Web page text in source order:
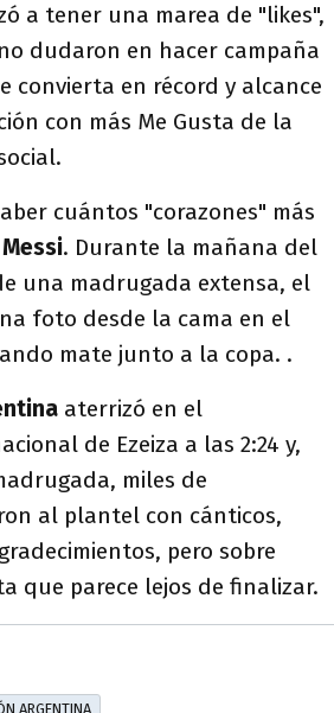
a tener una marea de "likes",
dudaron en hacer campaña
convierta en récord y alcance
con más Me Gusta de la
cuántos "corazones" más
Messi. Durante la mañana del
una madrugada extensa, el
foto desde la cama en el
mate junto a la copa. .
aterrizó en el
de Ezeiza a las 2:24 y,
miles de
al plantel con cánticos,
pero sobre
que parece lejos de finalizar.
ARGENTINA